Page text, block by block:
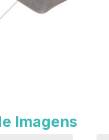
Imagens